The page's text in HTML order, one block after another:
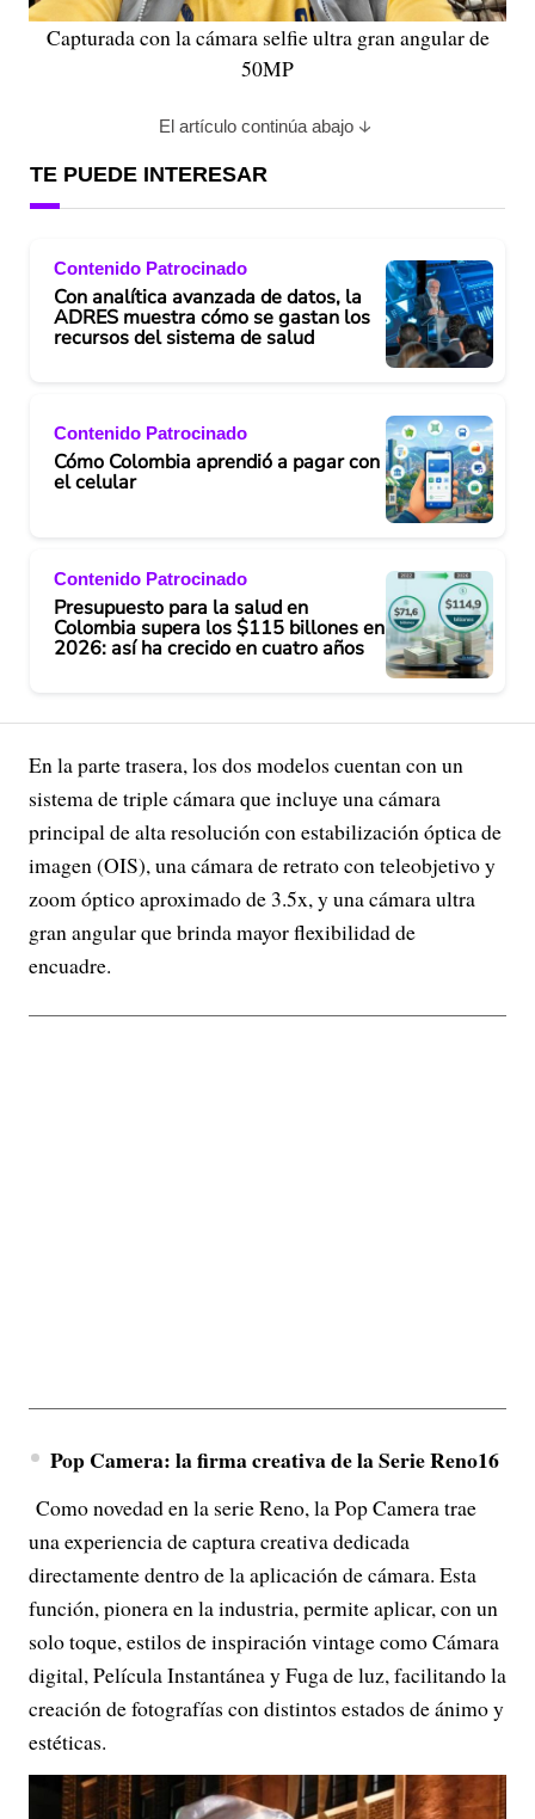
Capturada con la cámara selfie ultra gran angular de
50MP
El artículo continúa abajo
TE PUEDE INTERESAR
Contenido Patrocinado
Con analítica avanzada de datos, la
ADRES muestra cómo se gastan los
recursos del sistema de salud
Contenido Patrocinado
Cómo Colombia aprendió a pagar con
el celular
Contenido Patrocinado
Presupuesto para la salud en
Colombia supera los $115 billones en
2026: así ha crecido en cuatro años
En la parte trasera, los dos modelos cuentan con un
sistema de triple cámara que incluye una cámara
principal de alta resolución con estabilización óptica de
imagen (OIS), una cámara de retrato con teleobjetivo y
zoom óptico aproximado de 3.5x, y una cámara ultra
gran angular que brinda mayor flexibilidad de
encuadre.
Pop Camera: la firma creativa de la Serie Reno16
Como novedad en la serie Reno, la Pop Camera trae
una experiencia de captura creativa dedicada
directamente dentro de la aplicación de cámara. Esta
función, pionera en la industria, permite aplicar, con un
solo toque, estilos de inspiración vintage como Cámara
digital, Película Instantánea y Fuga de luz, facilitando la
creación de fotografías con distintos estados de ánimo y
estéticas.